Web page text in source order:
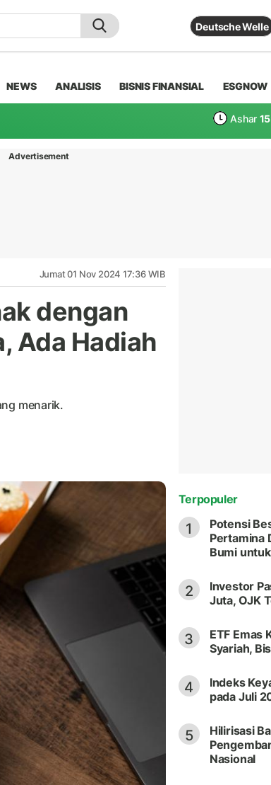
Deutsche Welle
NEWS ANALISIS BISNIS FINANSIAL ESGNOW
Ashar
Advertisement
Jumat 01 Nov 2024 17:36 WIB
dengan
Ada Hadiah
menarik.
Terpopuler
1
Potensi
Pertamina
Bumi
2
Investor
Juta, OJK
3
ETF Emas
Syariah,
4
Indeks
pada Juli
5
Hilirisasi
Nasional